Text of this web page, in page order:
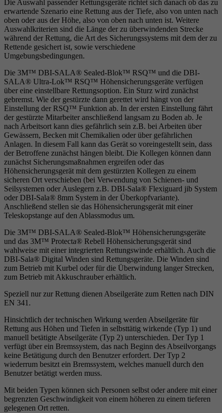
Die Auswahl passender Rettungsgeräte richtet sich danach ob das zu
erwartende Szenario eine Rettung aus der Tiefe, also von unten nach
oben oder aus der Höhe, also von oben nach unten ist. Weitere
Auswahlkriterien sind die Länge der zu überwindenden Strecke
während der Rettung, die Art des Sicherungssystems mit dem der zu
Rettende gesichert ist, sowie verschiedene
Umgebungsbedingungen.
Die 3M™ DBI-SALA® Sealed-Blok™ RSQ™ und die DBI-
SALA® Ultra-Lok™ RSQ™ Höhensicherungsgeräte verfügen
über eine einstellbare Rettungsoption. Ein Sturz wird zunächst
gebremst. Wie der gestürzte dann gerettet wird hängt von der
Einstellung der RSQ™ Funktion ab. In der ersten Einstellung fährt
der gestürzte Mitarbeiter anschließend langsam zu Boden ab. Je
nach Arbeitsort kann dies gefährlich sein z.B. bei Arbeiten über
Gewässern, Becken mit Chemikalien oder über gefährlichen
Anlagen. In diesem Fall kann das Gerät so voreingestellt sein, dass
der Betroffene zunächst hängen bleibt. Die Kollegen können dann
zunächst Sicherungsmaßnahmen ergreifen oder das
Höhensicherungsgerät mit dem gestürzten Kollegen zu einem
sicheren Ort verschieben (bei Verwendung von Schienen- und
Seilsystemen oder Auslegern z.B. DBI-Sala® Flexiguard jib System
oder DBI-Sala® 8mm System in der Überkopfvariante).
Anschließend stellen sie das Höhensicherungsgerät mit einer
Teleskopstange auf den Ablassmodus um.
Die 3M™ DBI-SALA® Sealed-Blok™ Höhensicherungsgeräte
und das 3M™ Protecta® Rebell Höhensicherungsgerät sind
wahlweise mit einer integrierten Rettungswinde erhältlich. Auch die
DBI-Sala® Digital Winden sind Rettungsgeräte. Die Winden sind
zum Betrieb mit Kurbel oder für die Überwindung langer Strecken,
zum Betrieb mit Akkuschrauber erhältlich.
Speziell nur zur Rettung dienen Abseilgeräte zum Retten nach DIN
EN 341.
Hinsichtlich der technischen Wirkung werden Abseilgeräte für
Rettung aus Höhen und Tiefen in selbsttätig wirkende (Typ 1) und
manuell betätigte Abseilgeräte (Typ 2) unterschieden. Der Typ 1
verfügt über ein Bremssystem, das nach Beginn des Abseilvorgangs
keine Betätigung durch den Benutzer erfordert. Der Typ 2
wiederrum besitzt ein Bremssystem, welches manuell durch den
Benutzer betätigt werden muss.
Mit beiden Typen können sich Personen selbst oder andere mit einer
begrenzten Geschwindigkeit von einem höheren zu einem tieferen
gelegenen Ort retten.